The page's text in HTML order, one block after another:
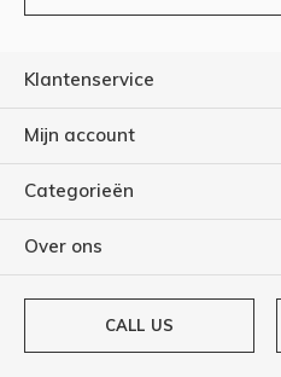
Klantenservice
Mijn account
Categorieën
Over ons
CALL US